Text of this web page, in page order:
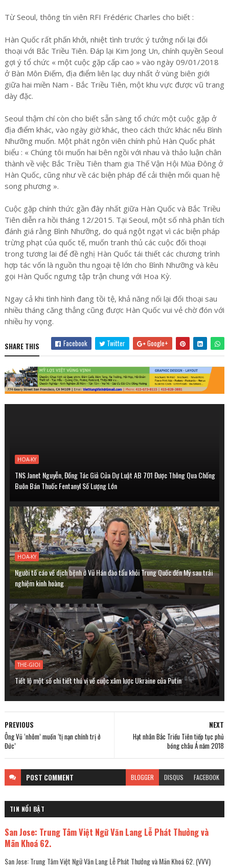
Từ Seoul, thông tín viên RFI Frédéric Charles cho biết :
Hàn Quốc rất phấn khởi, nhiệt tình trước ý tưởng nối lại đối
thoại với Bắc Triều Tiên. Đáp lại Kim Jong Un, chính quyền Seoul
gợi ý tổ chức « một cuộc gặp cấp cao » vào ngày 09/01/2018
ở Bàn Môn Điếm, địa điểm liên lạc duy nhất ở vùng biên giới
giữa hai miền Nam - Bắc Triều Tiên, một khu vực được vũ trang
dày đặc.
Seoul thậm chí còn cho biết sẵn sàng tổ chức một cuộc gặp ở
địa điểm khác, vào ngày giờ khác, theo cách thức khác nếu Bình
Nhưỡng muốn. Một phát ngôn viên chính phủ Hàn Quốc phát
biểu : « Chúng tôi muốn hai bên ngồi với nhau và thảo luận chân
thành về việc Bắc Triều Tiên tham gia Thế Vận Hội Mùa Đông ở
Hàn Quốc, cũng như về các biện pháp để cải thiện mối quan hệ
song phương ».
Cuộc gặp chính thức gần đây nhất giữa Hàn Quốc và Bắc Triều
Tiên diễn ra hồi tháng 12/2015. Tại Seoul, một số nhà phân tích
đánh giá rằng Bình Nhưỡng, do quá ngột ngạt vì các biện pháp
trừng phạt của quốc tế, muốn tranh thủ các cuộc đối thoại
trong tương lai để đề nghị Hàn Quốc tái thiết các chương trình
hợp tác vốn là nguồn thu ngoại tệ lớn cho Bình Nhưỡng và kêu
gọi Hàn Quốc ngưng tập trận chung với Hoa Kỳ.
Ngay cả khi tình hình đang tồi tệ, khả năng nối lại đối thoại sau
nhiều tháng căng thẳng cũng được Hàn Quốc vui vẻ chờ đón với
nhiều hy vọng.
SHARE THIS Facebook Twitter Google+
HOA-KY
TNS Janet Nguyễn, Đồng Tác Giả Của Dự Luật AB 701 Được Thông Qua Chống
Buôn Bán Thuốc Fentanyl Số Lượng Lớn
HOA-KY
Người tố cáo về dịch bệnh ở Vũ Hán đào tẩu khỏi Trung Quốc đến Mỹ sau trải
nghiệm kinh hoàng
THE-GIOI
Tiết lộ một số chi tiết thú vị về cuộc xâm lược Ukraine của Putin
NEXT
Hạt nhân Bắc Triều Tiên tiếp tục phủ
bóng châu Á năm 2018
PREVIOUS
Ông Vũ ‘nhôm’ muốn ‘tị nạn chính trị ở
Đức’
POST COMMENT BLOGGER DISQUS FACEBOOK
TIN NỔI BẬT
San Jose: Trung Tâm Việt Ngữ Văn Lang Lễ Phát Thưởng và
Mãn Khoá 62.
San Jose: Trung Tâm Việt Ngữ Văn Lang Lễ Phát Thưởng và Mãn Khoá 62. (VVV)